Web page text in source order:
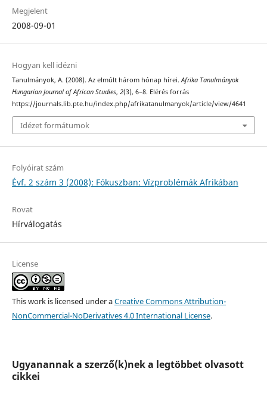
Megjelent
2008-09-01
Hogyan kell idézni
Tanulmányok, A. (2008). Az elmúlt három hónap hírei.Afrika Tanulmányok
Hungarian Journal of African Studies, 2(3), 6–8. Elérés forrás
https://journals.lib.pte.hu/index.php/afrikatanulmanyok/article/view/4641
Idézet formátumok
Folyóirat szám
Évf. 2 szám 3 (2008): Fókuszban: Vízproblémák Afrikában
Rovat
Hírválogatás
License
This work is licensed under aCreative Commons Attribution-
NonCommercial-NoDerivatives 4.0 International License.
Ugyanannak a szerző(k)nek a legtöbbet olvasott
cikkei